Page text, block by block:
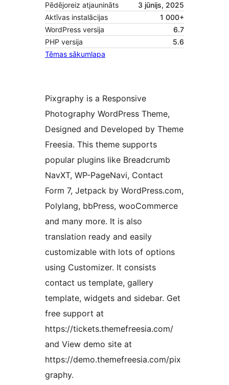
Pēdējoreiz atjaunināts
3 jūnijs, 2025
Aktīvas instalācijas
1 000+
WordPress versija
6.7
PHP versija
5.6
Tēmas sākumlapa
Pixgraphy is a Responsive
Photography WordPress Theme,
Designed and Developed by Theme
Freesia. This theme supports
popular plugins like Breadcrumb
NavXT, WP-PageNavi, Contact
Form 7, Jetpack by WordPress.com,
Polylang, bbPress, wooCommerce
and many more. It is also
translation ready and easily
customizable with lots of options
using Customizer. It consists
contact us template, gallery
template, widgets and sidebar. Get
free support at
https://tickets.themefreesia.com/
and View demo site at
https://demo.themefreesia.com/pix
graphy.